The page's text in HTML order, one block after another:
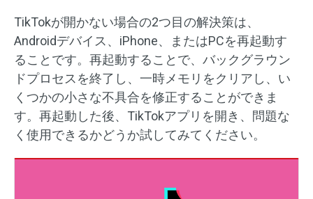
TikTokが開かない場合の2つ目の解決策は、
Androidデバイス、iPhone、またはPCを再起動す
ることです。再起動することで、バックグラウン
ドプロセスを終了し、一時メモリをクリアし、い
くつかの小さな不具合を修正することができま
す。再起動した後、TikTokアプリを開き、問題な
く使用できるかどうか試してみてください。